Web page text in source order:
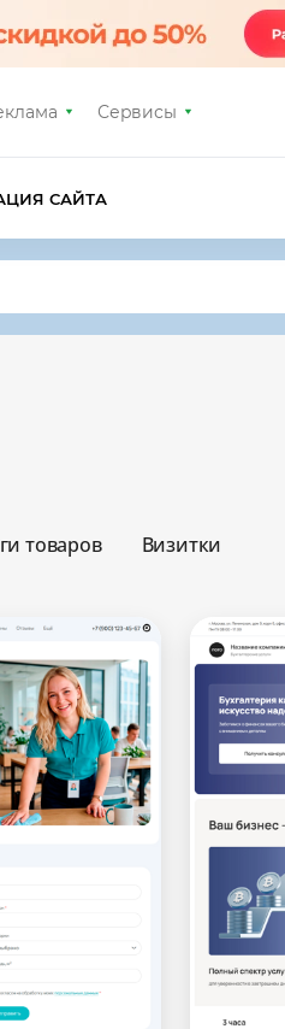
Сервисы
САЙТА
товаров Визитки